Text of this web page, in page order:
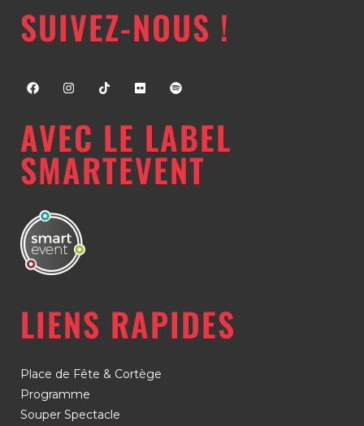
SUIVEZ-NOUS !
AVEC LE LABEL
SMARTEVENT
LIENS RAPIDES
Place de Fête & Cortège
Programme
Souper Spectacle